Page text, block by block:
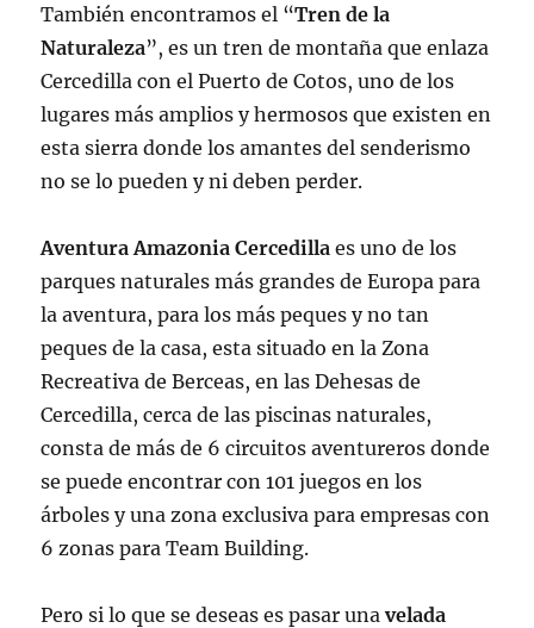
También encontramos el “Tren de la
Naturaleza”, es un tren de montaña que enlaza
Cercedilla con el Puerto de Cotos, uno de los
lugares más amplios y hermosos que existen en
esta sierra donde los amantes del senderismo
no se lo pueden y ni deben perder.
Aventura Amazonia Cercedilla es uno de los
parques naturales más grandes de Europa para
la aventura, para los más peques y no tan
peques de la casa, esta situado en la Zona
Recreativa de Berceas, en las Dehesas de
Cercedilla, cerca de las piscinas naturales,
consta de más de 6 circuitos aventureros donde
se puede encontrar con 101 juegos en los
árboles y una zona exclusiva para empresas con
6 zonas para Team Building.
Pero si lo que se deseas es pasar unavelada